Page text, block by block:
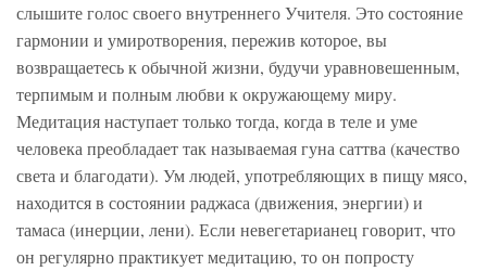
слышите голос своего внутреннего Учителя. Это состояние
гармонии и умиротворения, пережив которое, вы
возвращаетесь к обычной жизни, будучи уравновешенным,
терпимым и полным любви к окружающему миру.
Медитация наступает только тогда, когда в теле и уме
человека преобладает так называемая гуна саттва (качество
света и благодати). Ум людей, употребляющих в пищу мясо,
находится в состоянии раджаса (движения, энергии) и
тамаса (инерции, лени). Если невегетарианец говорит, что
он регулярно практикует медитацию, то он попросту